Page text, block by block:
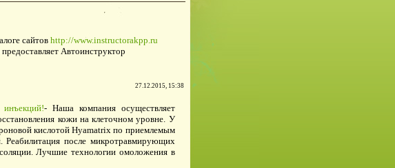
сайтов http://www.instructorakpp.ru
Автоинструктор
27.12.2015, 15:38
инъекций!- Наша компания осуществляет
кожи на клеточном уровне. У
кислотой Hyamatrix по приемлемым
Реабилитация после микротравмирующих
Лучшие технологии омоложения в